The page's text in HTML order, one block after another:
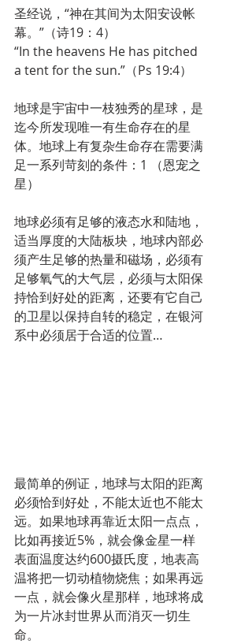
圣经说，“神在其间为太阳安设帐
幕。”（诗19：4）
“In the heavens He has pitched
a tent for the sun.”（Ps 19:4）
地球是宇宙中一枝独秀的星球，是
迄今所发现唯一有生命存在的星
体。地球上有复杂生命存在需要满
足一系列苛刻的条件：1 （恩宠之
星）
地球必须有足够的液态水和陆地，
适当厚度的大陆板块，地球内部必
须产生足够的热量和磁场，必须有
足够氧气的大气层，必须与太阳保
持恰到好处的距离，还要有它自己
的卫星以保持自转的稳定，在银河
系中必须居于合适的位置…
最简单的例证，地球与太阳的距离
必须恰到好处，不能太近也不能太
远。如果地球再靠近太阳一点点，
比如再接近5%，就会像金星一样
表面温度达约600摄氏度，地表高
温将把一切动植物烧焦；如果再远
一点，就会像火星那样，地球将成
为一片冰封世界从而消灭一切生
命。